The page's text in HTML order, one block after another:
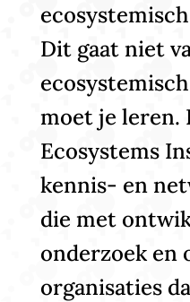
Dit gaat niet
moet je leren.
Ecosystems
kennis- en
die met
onderzoek en
organisaties